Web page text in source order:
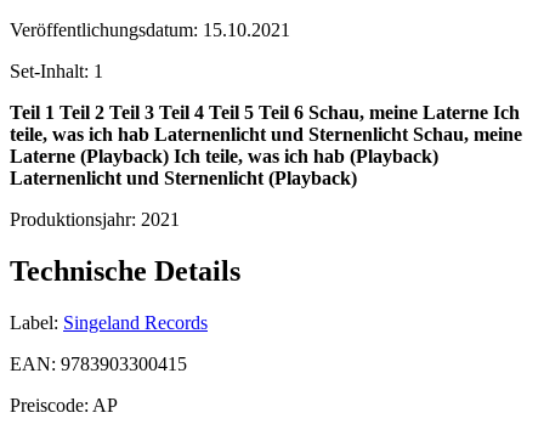
Veröffentlichungsdatum: 15.10.2021
Set-Inhalt: 1
Teil 1 Teil 2 Teil 3 Teil 4 Teil 5 Teil 6 Schau, meine Laterne Ich
teile, was ich hab Laternenlicht und Sternenlicht Schau, meine
Laterne (Playback) Ich teile, was ich hab (Playback)
Laternenlicht und Sternenlicht (Playback)
Produktionsjahr: 2021
Technische Details
Label: Singeland Records
EAN: 9783903300415
Preiscode: AP